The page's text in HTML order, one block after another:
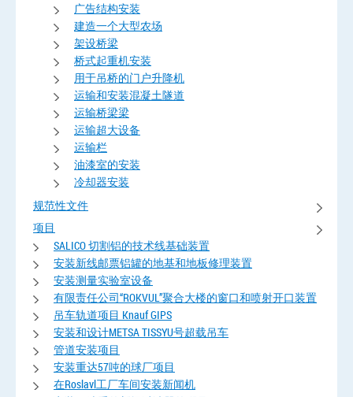
广告结构安装
建造一个大型农场
架设桥梁
桥式起重机安装
用于吊桥的门户升降机
运输和安装混凝土隧道
运输桥梁梁
运输超大设备
运输栏
油漆室的安装
冷却器安装
规范性文件
项目
SALICO 切割铝的技术线基础装置
安装新线邮票铝罐的地基和地板修理装置
安装测量实验室设备
有限责任公司“ROKVUL”聚合大楼的窗口和喷射开口装置
吊车轨道项目 Knauf GIPS
安装和设计METSA TISSYU号超载吊车
管道安装项目
安装重达57吨的球厂项目
在Roslavl工厂车间安装新闻机